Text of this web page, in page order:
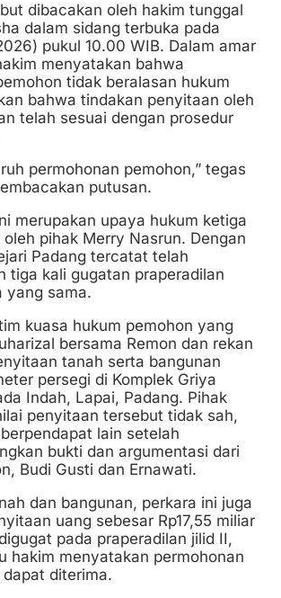
dibacakan oleh hakim tunggal
dalam sidang terbuka pada
pukul 10.00 WIB. Dalam amar
menyatakan bahwa
tidak beralasan hukum
bahwa tindakan penyitaan oleh
telah sesuai dengan prosedur
permohonan pemohon,” tegas
putusan.
merupakan upaya hukum ketiga
pihak Merry Nasrun. Dengan
Padang tercatat telah
tiga kali gugatan praperadilan
yang sama.
kuasa hukum pemohon yang
bersama Remon dan rekan
tanah serta bangunan
persegi di Komplek Griya
Indah, Lapai, Padang. Pihak
penyitaan tersebut tidak sah,
lain setelah
bukti dan argumentasi dari
Budi Gusti dan Ernawati.
dan bangunan, perkara ini juga
uang sebesar Rp17,55 miliar
pada praperadilan jilid II,
hakim menyatakan permohonan
diterima.